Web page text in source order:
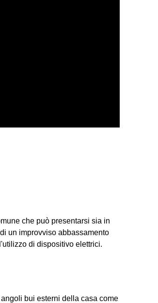
che può presentarsi sia in
un improvviso abbassamento
di dispositivo elettrici.
bui esterni della casa come